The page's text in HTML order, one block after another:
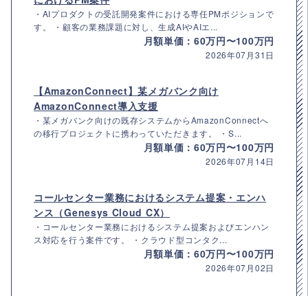
・AIプロダクトの受託開発案件における専任PMポジションで
す。 ・顧客の業務課題に対し、生成AIやAIエ...
月額単価：60万円〜100万円
2026年07月31日
【AmazonConnect】某メガバンク向け
AmazonConnect導入支援
・某メガバンク向けの既存システムからAmazonConnectへ
の移行プロジェクトに携わっていただきます。 ・S...
月額単価：60万円〜100万円
2026年07月14日
コールセンター業務におけるシステム提案・エンハ
ンス（Genesys Cloud CX）
・コールセンター業務におけるシステム提案およびエンハン
ス対応を行う案件です。 ・クラウド型コンタク...
月額単価：60万円〜100万円
2026年07月02日